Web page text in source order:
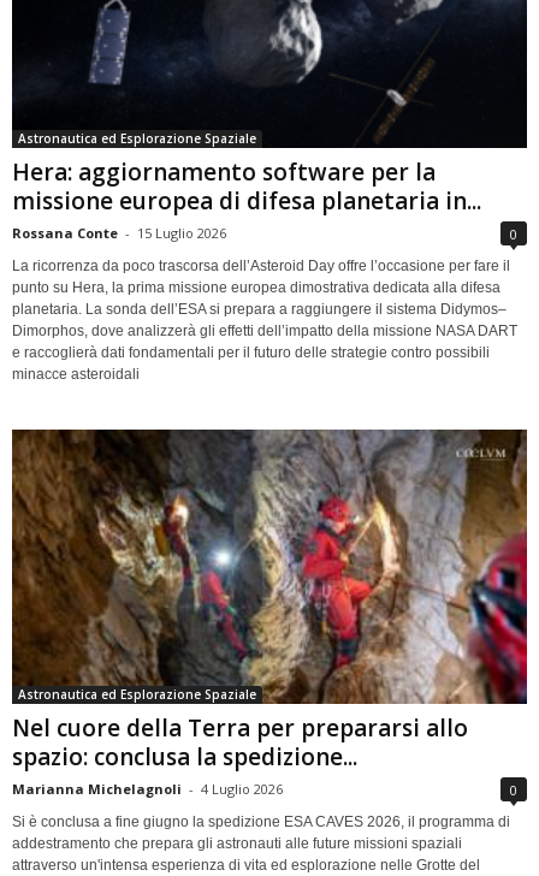
Astronautica ed Esplorazione Spaziale
Hera: aggiornamento software per la
missione europea di difesa planetaria in...
Rossana Conte - 15 Luglio 2026 0
La ricorrenza da poco trascorsa dell’Asteroid Day offre l’occasione per fare il
punto su Hera, la prima missione europea dimostrativa dedicata alla difesa
planetaria. La sonda dell’ESA si prepara a raggiungere il sistema Didymos–
Dimorphos, dove analizzerà gli effetti dell’impatto della missione NASA DART
e raccoglierà dati fondamentali per il futuro delle strategie contro possibili
minacce asteroidali
Astronautica ed Esplorazione Spaziale
Nel cuore della Terra per prepararsi allo
spazio: conclusa la spedizione...
Marianna Michelagnoli - 4 Luglio 2026 0
Si è conclusa a fine giugno la spedizione ESA CAVES 2026, il programma di
addestramento che prepara gli astronauti alle future missioni spaziali
attraverso un'intensa esperienza di vita ed esplorazione nelle Grotte del